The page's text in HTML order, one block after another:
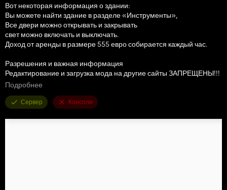
Вот некоторая информация о здании:
Вы можете найти здание в разделе «Инструменты»,
Все двери можно открывать и закрывать
свет можно включать и выключать.
Доход от аренды в размере 555 евро собирается каждый час.
Разрешения и важная информация
Редактирование и загрузка мода на другие сайты ЗАПРЕЩЕНЫ!!!
https://www.youtube.com/watch?v=VuZgxoZNCGg&t=20s
Подробнее
Сервер Консоли